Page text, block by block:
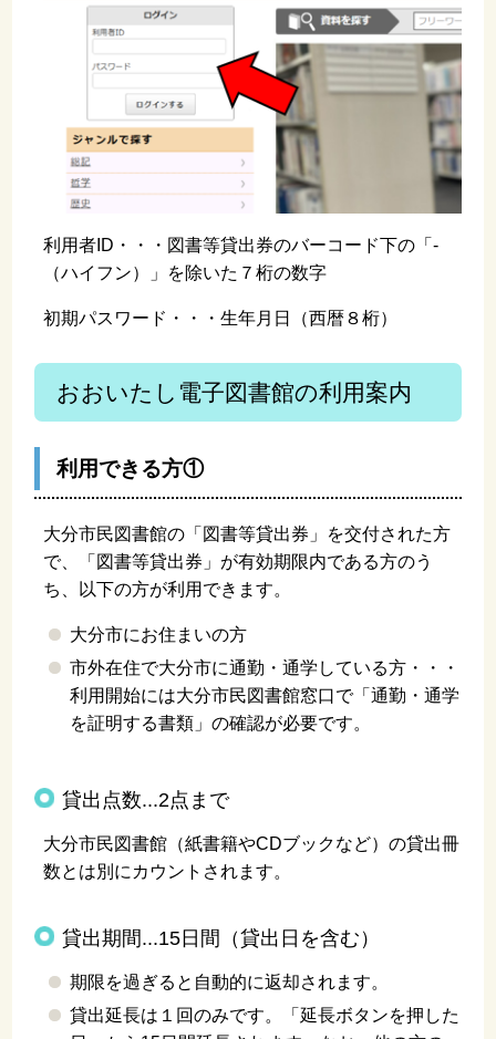
利用者ID・・・ 図書等貸出券のバーコード下の「-
（ハイフン）」を除いた７桁の数字
初期パスワード・・・生年月日（西暦８桁）
おおいたし電子図書館の利用案内
利用できる方①
大分市民図書館の「図書等貸出券」を交付された方
で、「図書等貸出券」が有効期限内である方のう
ち、以下の方が利用できます。
大分市にお住まいの方
市外在住で大分市に通勤・通学している方・・・
利用開始には大分市民図書館窓口で「通勤・通学
を証明する書類」の確認が必要です。
貸出点数...2点まで
大分市民図書館（紙書籍やCDブックなど）の貸出冊
数とは別にカウントされます。
貸出期間...15日間 （貸出日を含む）
期限を過ぎると自動的に返却されます。
貸出延長は１回のみです。「延長ボタンを押した